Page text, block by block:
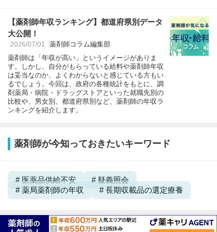
【薬剤師年収ランキング】都道府県別データ
大公開！
2026/07/01 薬剤師コラム編集部
薬剤師は「年収が高い」というイメージがありま
す。しかし、自分がもらっている給料や薬剤師年収
は妥当なのか、よくわからないと感じている方もい
るでしょう。今回は、政府の各種統計をもとに、調
剤薬局・病院・ドラッグストアといった就職先別の
比較や、男女別、都道府県別など、薬剤師の年収ラ
ンキングを紹介します。
薬剤師が今知っておきたいキーワード
医薬品供給不安
疑義照会
薬局薬剤師の年収
長期収載品の選定療養